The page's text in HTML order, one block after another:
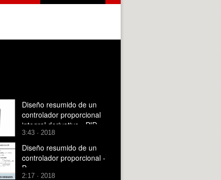
Diseño resumido de un
controlador proporcional
integral derivativo - PID
3:43 · 2018
Diseño resumido de un
controlador proporcional -
P
2:17 · 2018